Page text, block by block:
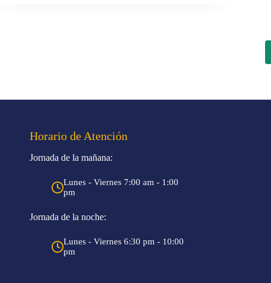
Horario de Atención
Jornada de la mañana:
Lunes - Viernes 7:00 am - 1:00
pm
Jornada de la noche:
Lunes - Viernes 6:30 pm - 10:00
pm